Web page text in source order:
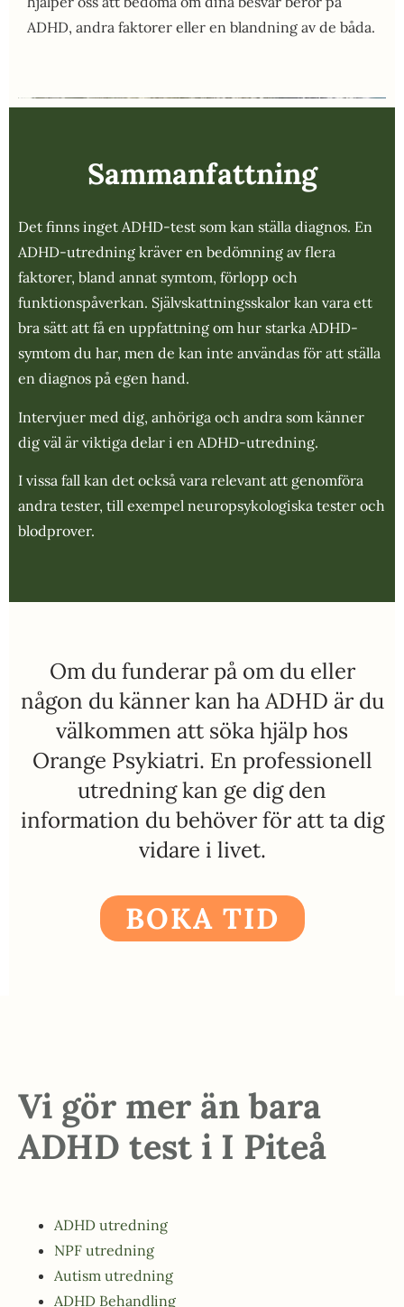
ADHD, andra faktorer eller en blandning av de båda.
Sammanfattning
Det finns inget ADHD-test som kan ställa diagnos. En
ADHD-utredning kräver en bedömning av flera
faktorer, bland annat symtom, förlopp och
funktionspåverkan. Självskattningsskalor kan vara ett
bra sätt att få en uppfattning om hur starka ADHD-
symtom du har, men de kan inte användas för att ställa
en diagnos på egen hand.
Intervjuer med dig, anhöriga och andra som känner
dig väl är viktiga delar i en ADHD-utredning.
I vissa fall kan det också vara relevant att genomföra
andra tester, till exempel neuropsykologiska tester och
blodprover.
Om du funderar på om du eller
någon du känner kan ha ADHD är du
välkommen att söka hjälp hos
Orange Psykiatri. En professionell
utredning kan ge dig den
information du behöver för att ta dig
vidare i livet.
BOKA TID
Vi gör mer än bara
ADHD test i I Piteå
ADHD utredning
NPF utredning
Autism utredning
ADHD Behandling